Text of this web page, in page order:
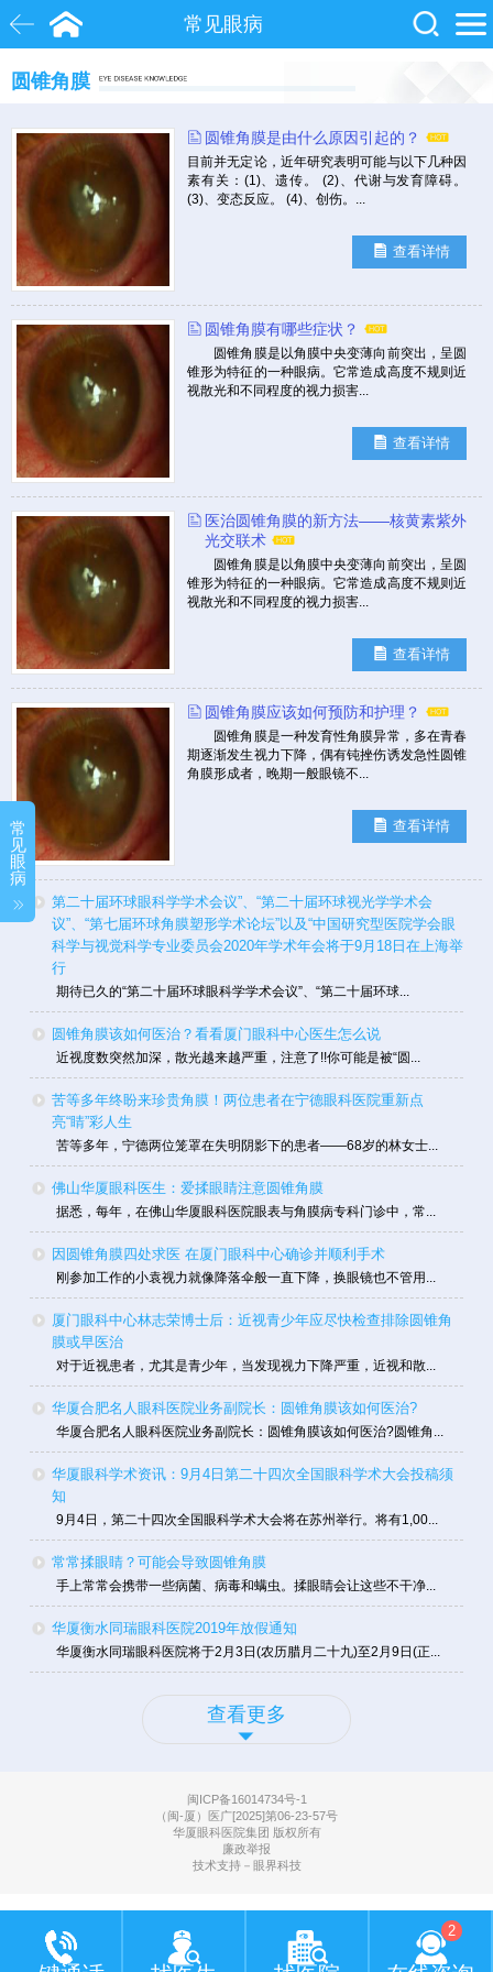
常见眼病
院士 眼底病 糖尿病
圆锥角膜
圆锥角膜是由什么原因引起的？
目前并无定论，近年研究表明可能与以下几种因
素有关：(1)、遗传。 (2)、代谢与发育障碍。
(3)、变态反应。 (4)、创伤。...
查看详情
圆锥角膜有哪些症状？
圆锥角膜是以角膜中央变薄向前突出，呈圆
锥形为特征的一种眼病。它常造成高度不规则近
视散光和不同程度的视力损害...
查看详情
医治圆锥角膜的新方法——核黄素紫外
光交联术
圆锥角膜是以角膜中央变薄向前突出，呈圆
锥形为特征的一种眼病。它常造成高度不规则近
视散光和不同程度的视力损害...
查看详情
圆锥角膜应该如何预防和护理？
圆锥角膜是一种发育性角膜异常，多在青春
期逐渐发生视力下降，偶有钝挫伤诱发急性圆锥
角膜形成者，晚期一般眼镜不...
查看详情
第二十届环球眼科学学术会议”、“第二十届环球视光学学术会
议”、“第七届环球角膜塑形学术论坛”以及“中国研究型医院学会眼
科学与视觉科学专业委员会2020年学术年会将于9月18日在上海举
行
期待已久的“第二十届环球眼科学学术会议”、“第二十届环球...
圆锥角膜该如何医治？看看厦门眼科中心医生怎么说
近视度数突然加深，散光越来越严重，注意了!!你可能是被“圆...
苦等多年终盼来珍贵角膜！两位患者在宁德眼科医院重新点
亮“睛”彩人生
苦等多年，宁德两位笼罩在失明阴影下的患者——68岁的林女士...
佛山华厦眼科医生：爱揉眼睛注意圆锥角膜
据悉，每年，在佛山华厦眼科医院眼表与角膜病专科门诊中，常...
因圆锥角膜四处求医 在厦门眼科中心确诊并顺利手术
刚参加工作的小袁视力就像降落伞般一直下降，换眼镜也不管用...
厦门眼科中心林志荣博士后：近视青少年应尽快检查排除圆锥角
膜或早医治
对于近视患者，尤其是青少年，当发现视力下降严重，近视和散...
华厦合肥名人眼科医院业务副院长：圆锥角膜该如何医治?
华厦合肥名人眼科医院业务副院长：圆锥角膜该如何医治?圆锥角...
华厦眼科学术资讯：9月4日第二十四次全国眼科学术大会投稿须
知
9月4日，第二十四次全国眼科学术大会将在苏州举行。将有1,00...
常常揉眼睛？可能会导致圆锥角膜
手上常常会携带一些病菌、病毒和螨虫。揉眼睛会让这些不干净...
华厦衡水同瑞眼科医院2019年放假通知
华厦衡水同瑞眼科医院将于2月3日(农历腊月二十九)至2月9日(正...
查看更多
常
见
眼
病
闽ICP备16014734号-1
（闽-厦）医广[2025]第06-23-57号
华厦眼科医院集团 版权所有
廉政举报
技术支持－眼界科技
2